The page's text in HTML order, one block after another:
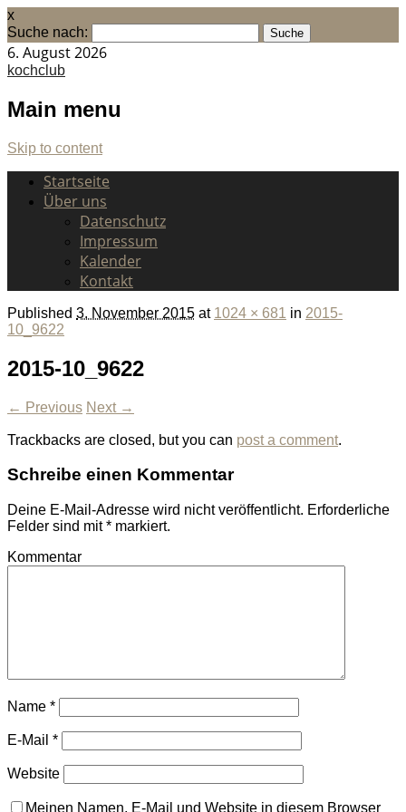
x
Suche nach:
6. August 2026
kochclub
Main menu
Skip to content
Startseite
Über uns
Datenschutz
Impressum
Kalender
Kontakt
Published 3. November 2015 at 1024 × 681 in 2015-
10_9622
2015-10_9622
← Previous Next →
Trackbacks are closed, but you can post a comment.
Schreibe einen Kommentar
Deine E-Mail-Adresse wird nicht veröffentlicht. Erforderliche
Felder sind mit* markiert.
Kommentar
Name *
E-Mail *
Website
Meinen Namen, E-Mail und Website in diesem Browser